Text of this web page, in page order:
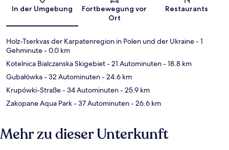
Karte
In der Umgebung
Fortbewegung vor
Ort
Restaurants
Holz-Tserkvas der Karpatenregion in Polen und der Ukraine- 1
Gehminute- 0.0 km
Kotelnica Bialczanska Skigebiet- 21 Autominuten- 18.8 km
Gubałówka- 32 Autominuten- 24.6 km
Krupówki-Straße- 34 Autominuten- 25.9 km
Zakopane Aqua Park- 37 Autominuten- 26.6 km
Mehr zu dieser Unterkunft